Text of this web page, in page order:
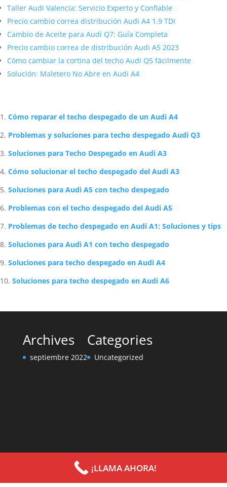
Taller Audi Valencia: Servicio Experto y Confiable
Precio cambio correa distribución Audi A4 1.9 TDI
Cambio de Aceite para Audi Q7: Guía Completa
Precio cambio correa de distribución Audi A5 2023
Cómo cambiar la cortina del techo Audi Q5 fácilmente
Solución: Maletero No Abre en Audi A4
Cómo reparar el techo despegado de un Audi A4
Problemas y soluciones para techo despegado Audi Q3
Soluciones para Techo Despegado en Audi A3
Cómo solucionar el techo despegado del Audi A3
Soluciones para Audi A5 con techo despegado
Problemas con el techo despegado del Audi A5
Problemas de techo despegado en Audi A1: Soluciones y tips
Soluciones para Audi A1 con techo despegado
Soluciones para techo despegado en Audi A4
Soluciones para techo despegado en Audi A6
Archives
septiembre 2022
Categories
Uncategorized
¡LLAMA AHORA!